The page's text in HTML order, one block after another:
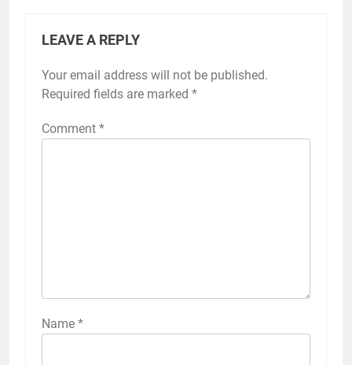
LEAVE A REPLY
Your email address will not be published.
Required fields are marked *
Comment *
Name *